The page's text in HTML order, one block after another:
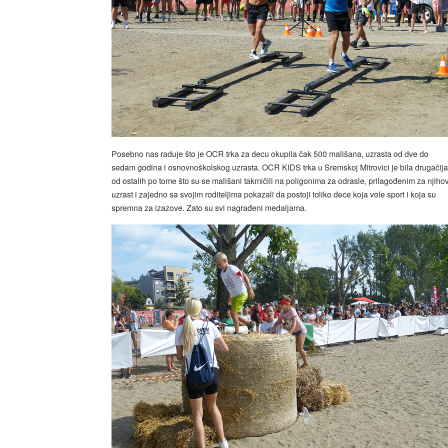
Posebno nas raduje što je OCR trka za decu okupila čak 500 mališana, uzrasta od dve do
sedam godina i osnovnoškolskog uzrasta. OCR KIDS trka u Sremskoj Mitrovici je bila drugačija
od ostalih po tome što su se mališani takmičili na poligonima za odrasle, prilagođenim za
uzrast i zajedno sa svojim roditeljima pokazali da postoji toliko dece koja vole sport i koja su
spremna za izazove. Zato su svi nagrađeni medaljama.